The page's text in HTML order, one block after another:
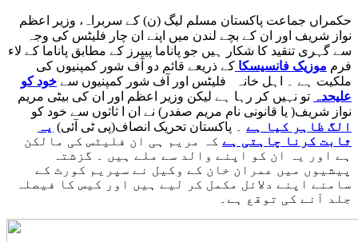
حکمراں جماعت پاکستان مسلم لیگ (ن) کے سربراہ، وزیر اعظم
نواز شریف اور ان کے بچے لندن میں اپنے ان چار فلیٹس کی وجہ
سے گہری تنقید کا شکار ہیں جو پاناما پیپرز کے مطابق پاناما کے لاء
فرم موزیک فانسیسکا کے ذریعے قائم دو آف شور کمپنیوں کی
ملکیت ہے ۔ اہل خانہ فلیٹس اور آف شور کمپنیوں سے خود کو
علیحدہ تو نہیں کر رہا ہے لیکن وزیر اعظم اور ان کی بیٹی مریم
نواز شریف( یا قانونی نام مریم صفدر) نے ان ا ثاثوں سے خود کو
الگ ظاہر کیا ہے ۔ پاکستان تحریک انصاف(پی ٹی آئی) یہ
ثابت کرنا چاہتی ہے کہ مریم ہی ان فلیٹس کی مالکن
ہے اور یہ ان کو اپنے والد سے ملے ہیں ۔ گزشتہ
پیشیوں میں عمران خان کے وکیل نے سپریم کورٹ کے
سامنے اپنے دلائل مکمل کر لیے ہیں اور کیس کا فیصلہ
جلد آنے کی توقع ہے۔